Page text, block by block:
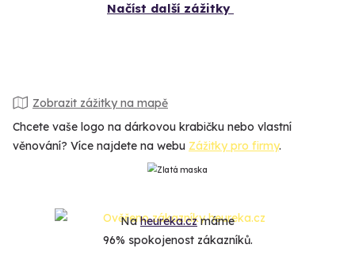
Načíst další zážitky
Zobrazit zážitky na mapě
Chcete vaše logo na dárkovou krabičku nebo vlastní
věnování? Více najdete na webu Zážitky pro firmy.
Naheureka.czmáme
96% spokojenost zákazníků.